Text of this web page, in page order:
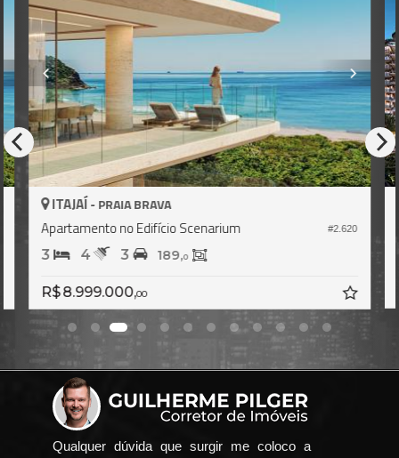
#2.620
ITAJAÍ -PRAIA BRAVA
Apartamento no Edifício Scenarium
3 4 3 189,0
R$ 8.999.000,00
Qualquer dúvida que surgir me coloco a